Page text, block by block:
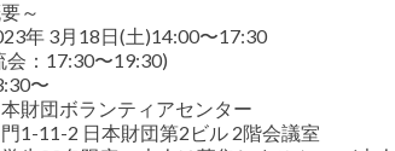
～
年 3月18日(土)14:00〜17:30
会：17:30〜19:30)
〜
財団ボランティアセンター
1-11-2 日本財団第2ビル 2階会議室